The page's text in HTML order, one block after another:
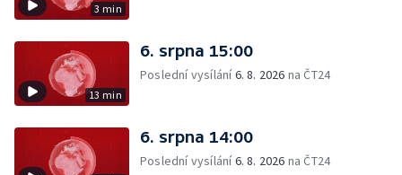
3 min
13 min
6. srpna 15:00
Poslední vysílání6. 8. 2026 na ČT24
6. srpna 14:00
Poslední vysílání6. 8. 2026 na ČT24